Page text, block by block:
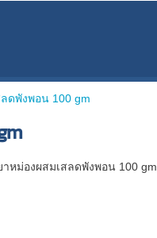
ดพังพอน 100 gm
าหม่องผสมเสลดพังพอน 100 gm